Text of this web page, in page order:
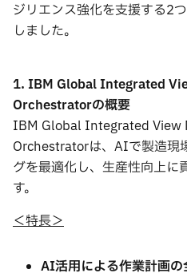
ジリエンス強化を支援する2
しました。
1. IBM Global Integrated
Orchestratorの概要
IBM Global Integrated View
Orchestratorは、AIで製造現
グを最適化し、生産性向上に
す。
＜特長＞
AI活用による作業計画